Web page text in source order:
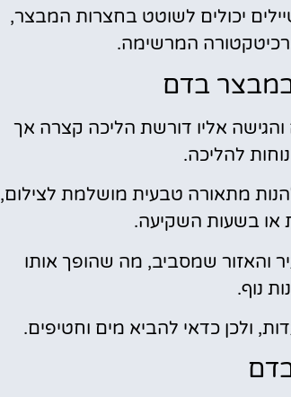
יכולים לשוטט בחצרות המבצר,
המרשימה.
במבצר בדם
אליו דורשת הליכה קצרה אך
להליכה.
מתאורה טבעית מושלמת לצילום,
או בשעות השקיעה.
והאזור שמסביב, מה שהופך אותו
נוף.
ולכן כדאי להביא מים וחטיפים.